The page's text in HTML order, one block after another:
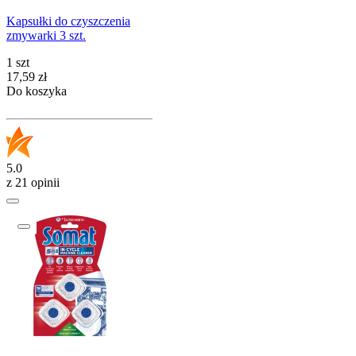
Kapsułki do czyszczenia
zmywarki 3 szt.
1 szt
Cena
17,59 zł
Do koszyka
5.0
z 21 opinii